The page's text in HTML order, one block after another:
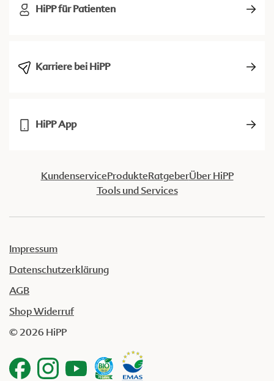
HiPP für Patienten
Karriere bei HiPP
HiPP App
KundenserviceProdukteRatgeberÜber HiPP
Tools und Services
Impressum
Datenschutzerklärung
AGB
Shop Widerruf
© 2026 HiPP